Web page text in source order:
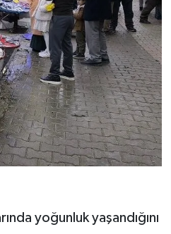
yoğunluk yaşandığını